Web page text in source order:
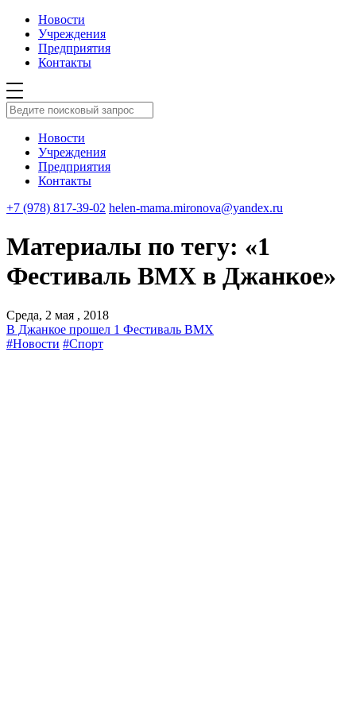
Новости
Учреждения
Предприятия
Контакты
Новости
Учреждения
Предприятия
Контакты
+7 (978) 817-39-02 helen-mama.mironova@yandex.ru
Материалы по тегу: «1
Фестиваль ВМХ в Джанкое»
Среда, 2 мая , 2018
В Джанкое прошел 1 Фестиваль ВМХ
#Новости #Спорт